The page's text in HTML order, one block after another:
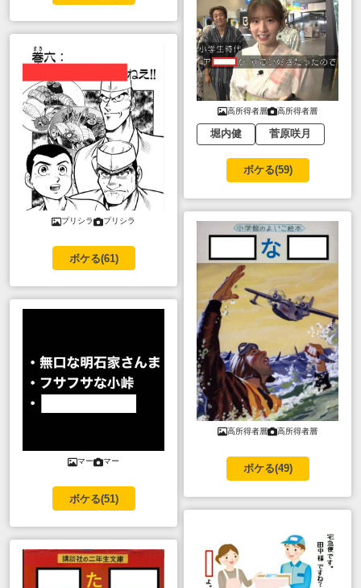
プリシラ プリシラ
ボケる(61)
マー マー
ボケる(51)
高所得者層 高所得者層
堀内健 菅原咲月
ボケる(59)
高所得者層 高所得者層
ボケる(49)